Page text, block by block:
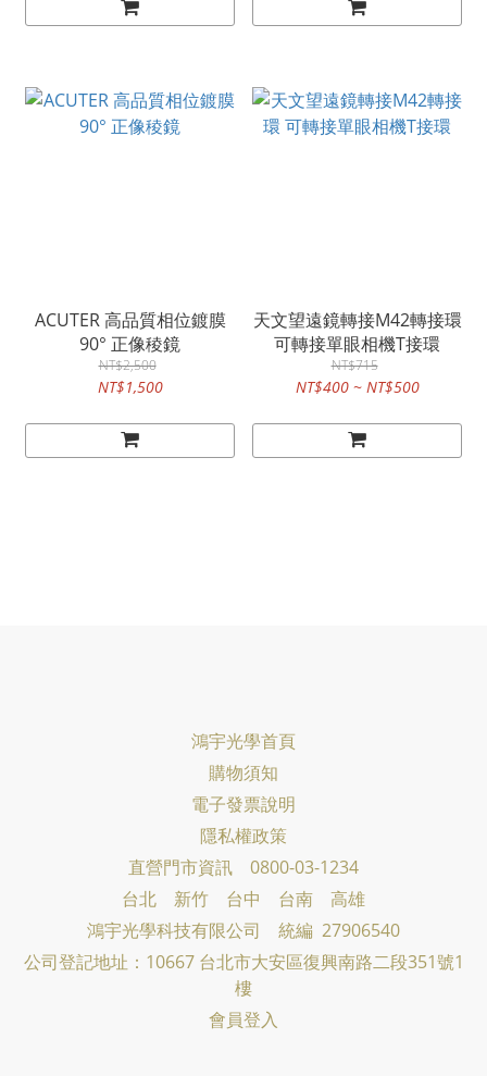
ACUTER 高品質相位鍍膜
90° 正像稜鏡
NT$2,500
NT$1,500
天文望遠鏡轉接M42轉接環
可轉接單眼相機T接環
NT$715
NT$400 ~ NT$500
鴻宇光學首頁
購物須知
電子發票說明
隱私權政策
直營門市資訊 0800-03-1234
台北 新竹 台中 台南 高雄
鴻宇光學科技有限公司 統編 27906540
公司登記地址：10667 台北市大安區復興南路二段351號1
樓
會員登入